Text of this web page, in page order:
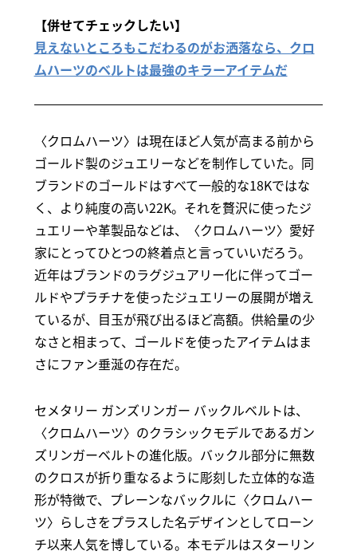
【併せてチェックしたい】
見えないところもこだわるのがお洒落なら、クロ
ムハーツのベルトは最強のキラーアイテムだ
〈クロムハーツ〉は現在ほど人気が高まる前から
ゴールド製のジュエリーなどを制作していた。同
ブランドのゴールドはすべて一般的な18Kではな
く、より純度の高い22K。それを贅沢に使ったジ
ュエリーや革製品などは、〈クロムハーツ〉愛好
家にとってひとつの終着点と言っていいだろう。
近年はブランドのラグジュアリー化に伴ってゴー
ルドやプラチナを使ったジュエリーの展開が増え
ているが、目玉が飛び出るほど高額。供給量の少
なさと相まって、ゴールドを使ったアイテムはま
さにファン垂涎の存在だ。
セメタリー ガンズリンガー バックルベルトは、
〈クロムハーツ〉のクラシックモデルであるガン
ズリンガーベルトの進化版。バックル部分に無数
のクロスが折り重なるように彫刻した立体的な造
形が特徴で、プレーンなバックルに〈クロムハー
ツ〉らしさをプラスした名デザインとしてローン
チ以来人気を博している。本モデルはスターリン